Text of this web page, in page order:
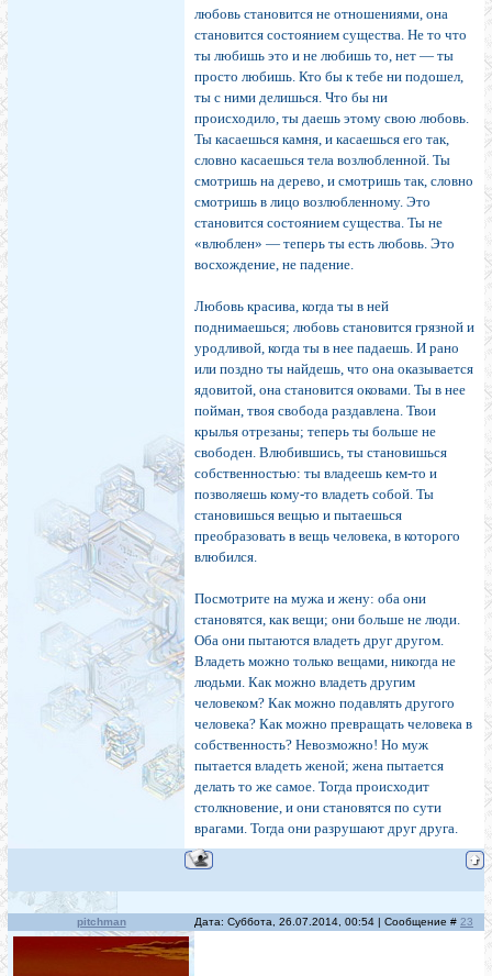
любовь становится не отношениями, она
становится со­стоянием существа. Не то что
ты любишь это и не любишь то, нет — ты
просто любишь. Кто бы к тебе ни подошел,
ты с ними делишься. Что бы ни
происходило, ты даешь этому свою любовь.
Ты касаешься камня, и касаешься его так,
словно касаешься тела возлюблен­ной. Ты
смотришь на дерево, и смотришь так, словно
смотришь в лицо возлюбленному. Это
становится со­стоянием существа. Ты не
«влюблен» — теперь ты есть любовь. Это
восхождение, не падение.
Любовь красива, когда ты в ней
поднимаешься; лю­бовь становится грязной и
уродливой, когда ты в нее падаешь. И рано
или поздно ты найдешь, что она оказы­вается
ядовитой, она становится оковами. Ты в нее
пой­ман, твоя свобода раздавлена. Твои
крылья отрезаны; те­перь ты больше не
свободен. Влюбившись, ты стано­вишься
собственностью: ты владеешь кем-то и
позволя­ешь кому-то владеть собой. Ты
становишься вещью и пытаешься
преобразовать в вещь человека, в которого
влюбился.
Посмотрите на мужа и жену: оба они
становятся, как вещи; они больше не люди.
Оба они пытаются вла­деть друг другом.
Владеть можно только вещами, никог­да не
людьми. Как можно владеть другим
человеком? Как можно подавлять другого
человека? Как можно пре­вращать человека в
собственность? Невозможно! Но муж
пытается владеть женой; жена пытается
делать то же самое. Тогда происходит
столкновение, и они становят­ся по сути
врагами. Тогда они разрушают друг друга.
pitchman Дата: Суббота, 26.07.2014, 00:54 | Сообщение # 23